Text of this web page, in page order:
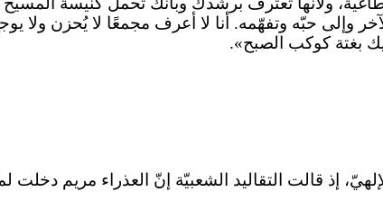
وإلى حبّه وتفهّمه. أنا لا أعرف مجمعًا لا يُحزن ولا
بغتة كوكب الصبح».
إذ قالت التقاليد الشعبيّة إنّ العذراء مريم دخلت